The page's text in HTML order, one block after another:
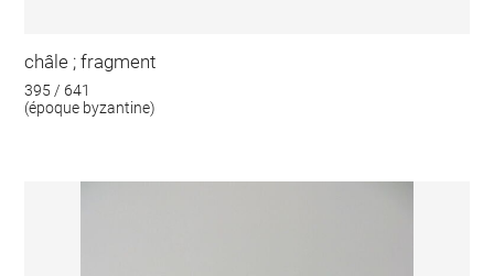
châle ; fragment
395 / 641
(époque byzantine)